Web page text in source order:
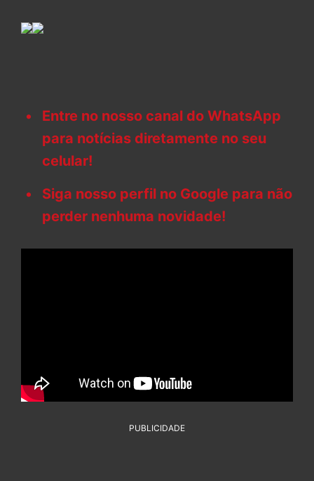
Entre no nosso canal do WhatsApp
para notícias diretamente no seu
celular!
Siga nosso perfil no Google para não
perder nenhuma novidade!
PUBLICIDADE